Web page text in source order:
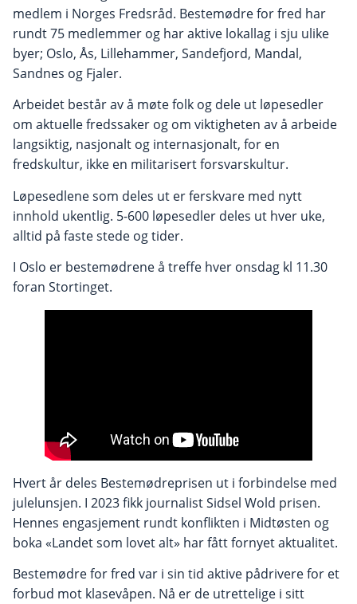
medlem i Norges Fredsråd. Bestemødre for fred har
rundt 75 medlemmer og har aktive lokallag i sju ulike
byer; Oslo, Ås, Lillehammer, Sandefjord, Mandal,
Sandnes og Fjaler.
Arbeidet består av å møte folk og dele ut løpesedler
om aktuelle fredssaker og om viktigheten av å arbeide
langsiktig, nasjonalt og internasjonalt, for en
fredskultur, ikke en militarisert forsvarskultur.
Løpesedlene som deles ut er ferskvare med nytt
innhold ukentlig. 5-600 løpesedler deles ut hver uke,
alltid på faste stede og tider.
I Oslo er bestemødrene å treffe hver onsdag kl 11.30
foran Stortinget.
Hvert år deles Bestemødreprisen ut i forbindelse med
julelunsjen. I 2023 fikk journalist Sidsel Wold prisen.
Hennes engasjement rundt konflikten i Midtøsten og
boka «Landet som lovet alt» har fått fornyet aktualitet.
Bestemødre for fred var i sin tid aktive pådrivere for et
forbud mot klasevåpen. Nå er de utrettelige i sitt